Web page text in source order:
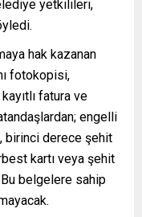
yetkilileri,
hak kazanan
fotokopisi,
fatura ve
engelli
birinci derece şehit
kartı veya şehit
belgelere sahip